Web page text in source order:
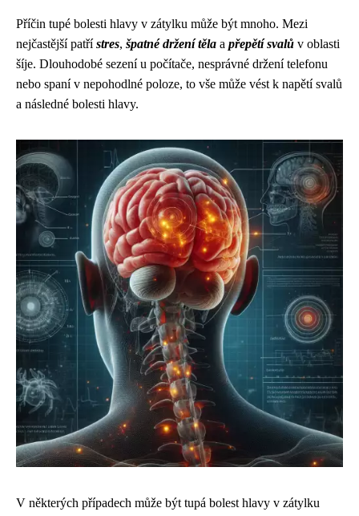
Příčin tupé bolesti hlavy v zátylku může být mnoho. Mezi
nejčastější patřístres, špatné držení těla a přepětí svalů v oblasti
šíje. Dlouhodobé sezení u počítače, nesprávné držení telefonu
nebo spaní v nepohodlné poloze, to vše může vést k napětí svalů
a následné bolesti hlavy.
V některých případech může být tupá bolest hlavy v zátylku